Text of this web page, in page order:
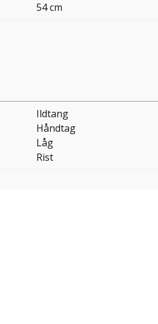
54 cm
Ildtang
Håndtag
Låg
Rist